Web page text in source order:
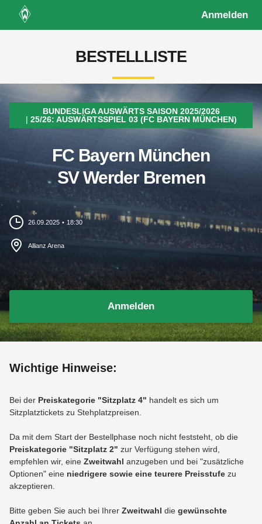
Anmelden
BESTELLLISTE
BUNDESLIGA AUSWÄRTS SAISON 2025/2026
25/26: AUSWÄRTSSPIEL 03 (FC BAYERN MÜNCHEN)
FC Bayern München
SV Werder Bremen
26.09.2025 18:30
Allianz Arena
Anmelden
Wichtige Hinweise:
Bei der Preiskategorie "Sitzplatz 4" handelt es sich um
Sitzplatztickets zu Stehplatzpreisen.
Da mit dem Start der Bestellphase noch nicht feststeht, ob die
Preiskategorie "Sitzplatz 2" zur Verfügung stehen wird,
empfehlen wir, eine Zweitwahl anzugeben und bei "zusätzliche
Optionen" eine niedrigere sowie eine teurere Preisstufe zu
akzeptieren.
Bitte geben Sie auch bei Ihrer Zweitwahl die gewünschte